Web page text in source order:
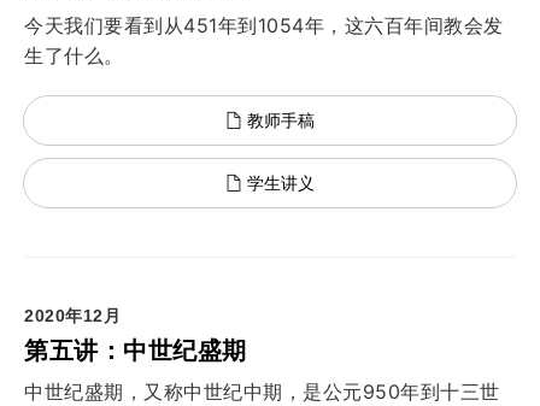
今天我们要看到从451年到1054年，这六百年间教会发
生了什么。
教师手稿
学生讲义
2020年12月
第五讲：中世纪盛期
中世纪盛期，又称中世纪中期，是公元950年到十三世